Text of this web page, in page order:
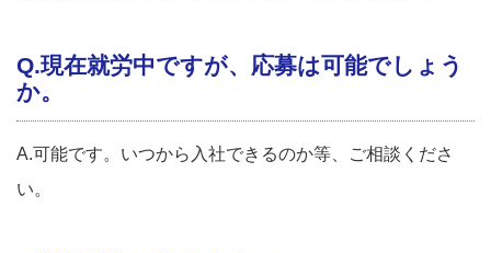
Q.現在就労中ですが、応募は可能でしょう
か。
A.可能です。いつから入社できるのか等、ご相談くださ
い。